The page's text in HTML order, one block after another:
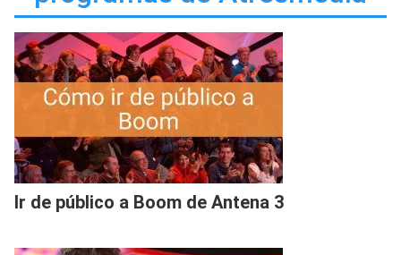
Ir de público a Boom de Antena 3